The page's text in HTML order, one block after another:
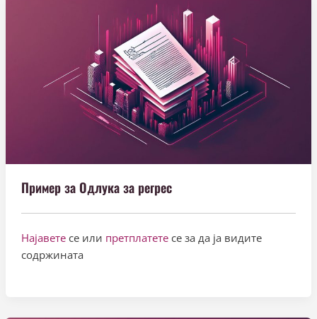
Пример за Одлука за регрес
Најавете се или претплатетесе за да ја видите
содржината